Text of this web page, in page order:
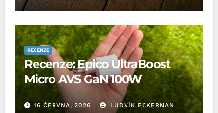
RECENZE
Recenze: Epico UltraBoost
Micro AVS GaN 100W
16 ČERVNA, 2026 LUDVÍK ECKERMAN